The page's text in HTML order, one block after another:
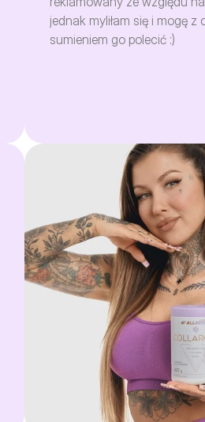
moment. Ja serio polecam,
organizm i spowolnioną
współpracy, bo to na razie
jednak myliłam się i mogę z
sumieniem go polecić :)